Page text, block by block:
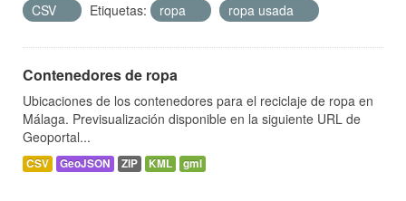
CSV
Etiquetas: ropa ropa usada
Contenedores de ropa
Ubicaciones de los contenedores para el reciclaje de ropa en
Málaga. Previsualización disponible en la siguiente URL de
Geoportal...
CSV GeoJSON ZIP KML gml